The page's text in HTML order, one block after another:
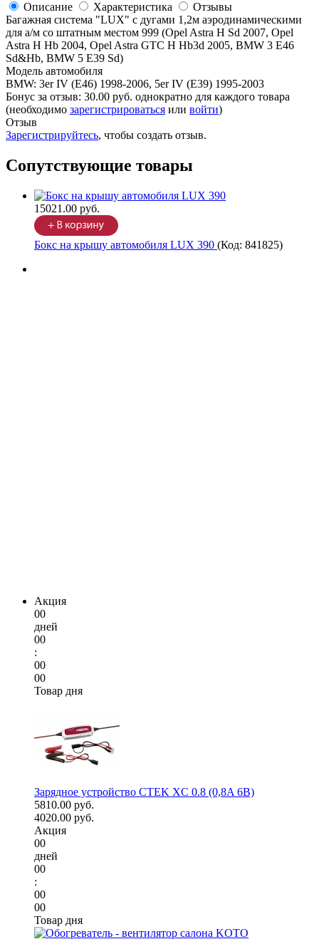
Описание Характеристика
Отзывы
Багажная система "LUX" с дугами 1,2м аэродинамическими
для а/м со штатным местом 999 (Opel Astra H Sd 2007, Opel
Astra H Hb 2004, Opel Astra GTC H Hb3d 2005, BMW 3 E46
Sd&Hb, BMW 5 E39 Sd)
Модель автомобиля
BMW: 3er IV (E46) 1998-2006, 5er IV (E39) 1995-2003
Бонус за отзыв: 30.00 руб. однократно для каждого товара
(необходимо зарегистрироваться или войти)
Отзыв
Зарегистрируйтесь, чтобы создать отзыв.
Сопутствующие товары
15021.00 руб.
Бокс на крышу автомобиля LUX 390 (Код: 841825)
Акция
00
дней
00
:
00
00
Товар дня
Зарядное устройство CTEK XC 0.8 (0,8A 6В)
5810.00 руб.
4020.00 руб.
Акция
00
дней
00
:
00
00
Товар дня